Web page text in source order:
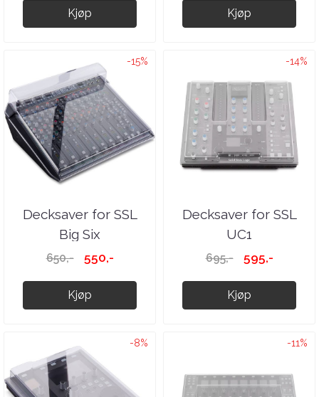
Kjøp Kjøp
-15%
Decksaver for SSL
Big Six
650,- 550,-
Kjøp
-14%
Decksaver for SSL
UC1
695,- 595,-
Kjøp
-8% -11%